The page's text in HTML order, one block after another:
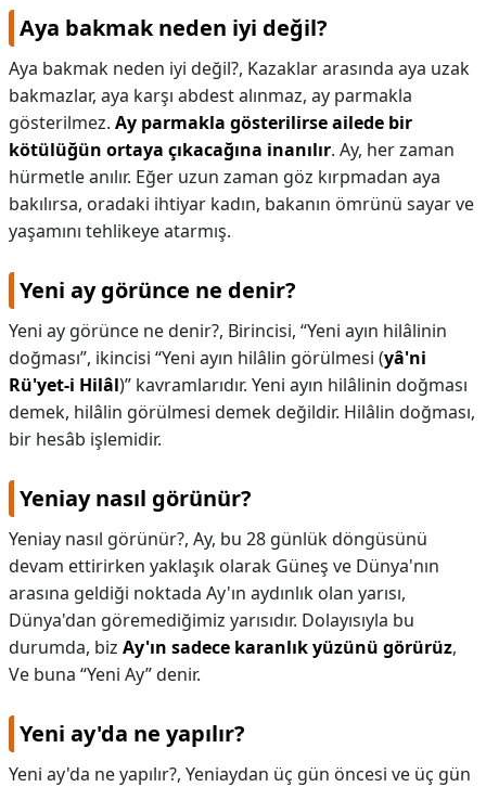
Aya bakmak neden iyi değil?
Aya bakmak neden iyi değil?, Kazaklar arasında aya uzak
bakmazlar, aya karşı abdest alınmaz, ay parmakla
gösterilmez. Ay parmakla gösterilirse ailede bir
kötülüğün ortaya çıkacağına inanılır. Ay, her zaman
hürmetle anılır. Eğer uzun zaman göz kırpmadan aya
bakılırsa, oradaki ihtiyar kadın, bakanın ömrünü sayar ve
yaşamını tehlikeye atarmış.
Yeni ay görünce ne denir?
Yeni ay görünce ne denir?, Birincisi, “Yeni ayın hilâlinin
doğması”, ikincisi “Yeni ayın hilâlin görülmesi (yâ'ni
Rü'yet-i Hilâl)” kavramlarıdır. Yeni ayın hilâlinin doğması
demek, hilâlin görülmesi demek değildir. Hilâlin doğması,
bir hesâb işlemidir.
Yeniay nasıl görünür?
Yeniay nasıl görünür?, Ay, bu 28 günlük döngüsünü
devam ettirirken yaklaşık olarak Güneş ve Dünya'nın
arasına geldiği noktada Ay'ın aydınlık olan yarısı,
Dünya'dan göremediğimiz yarısıdır. Dolayısıyla bu
durumda, biz Ay'ın sadece karanlık yüzünü görürüz,
Ve buna “Yeni Ay” denir.
Yeni ay'da ne yapılır?
Yeni ay'da ne yapılır?, Yeniaydan üç gün öncesi ve üç gün